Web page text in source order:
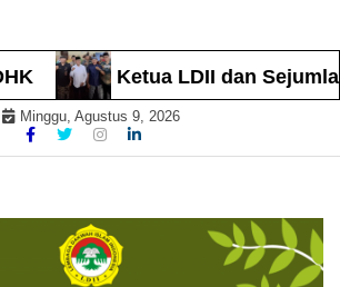
Ketua LDII dan Sejumlah
Minggu, Agustus 9, 2026